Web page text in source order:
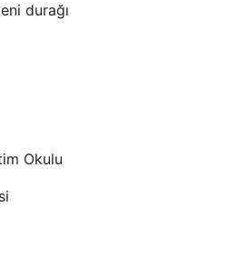
durağı
Okulu